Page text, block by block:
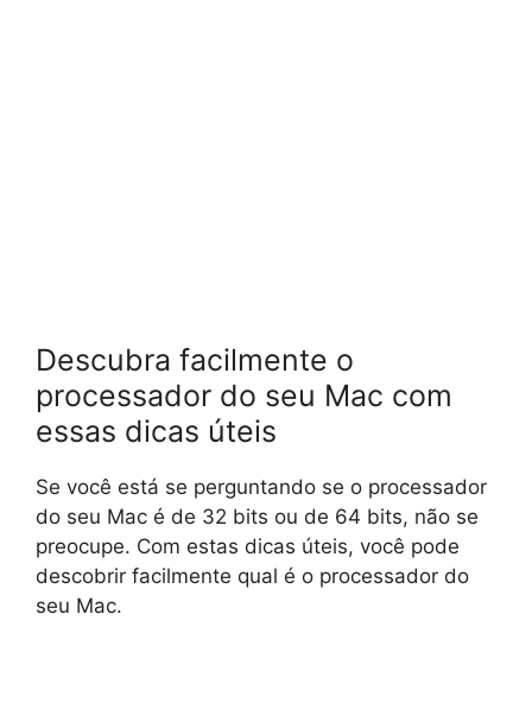
Descubra facilmente o
processador do seu Mac com
essas dicas úteis
Se você está se perguntando se o processador
do seu Mac é de 32 bits ou de 64 bits, não se
preocupe. Com estas dicas úteis, você pode
descobrir facilmente qual é o processador do
seu Mac.